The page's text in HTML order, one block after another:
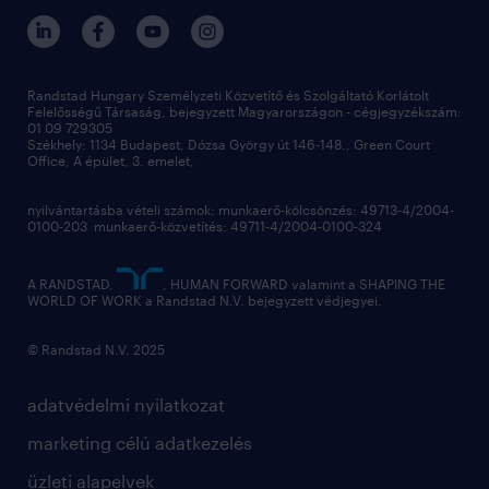
kapcsolat
hr kutatások
kiválasztás
megtartás
munkahelyi teljesítmény
toborzás
munkaerőpiac
hírlevél
adatvédelmi nyilatkozat
marketing célú adatkezelés
üzleti alapelvek
Randstad Hungary Személyzeti Közvetítő és Szolgáltató Korlátolt
Felelősségű Társaság, bejegyzett Magyarországon - cégjegyzékszám:
01 09 729305
Székhely: 1134 Budapest, Dózsa György út 146-148., Green Court
Office, A épület, 3. emelet,
nyilvántartásba vételi számok: munkaerő-kölcsönzés: 49713-4/2004-
0100-203 munkaerő-közvetítés: 49711-4/2004-0100-324
A RANDSTAD,
, HUMAN FORWARD valamint a SHAPING THE
WORLD OF WORK a Randstad N.V. bejegyzett védjegyei.
© Randstad N.V. 2025